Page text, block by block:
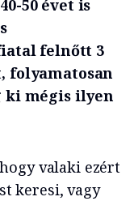
50 évet is
felnőtt 3
folyamatosan
ki mégis ilyen
valaki ezért
keresi, vagy